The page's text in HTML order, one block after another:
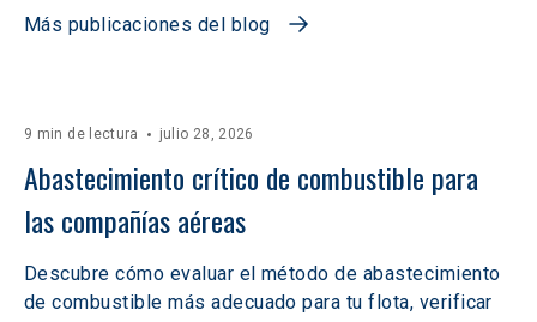
Más publicaciones del blog
9 min de lectura julio 28, 2026
Abastecimiento crítico de combustible para
las compañías aéreas
Descubre cómo evaluar el método de abastecimiento
de combustible más adecuado para tu flota, verificar